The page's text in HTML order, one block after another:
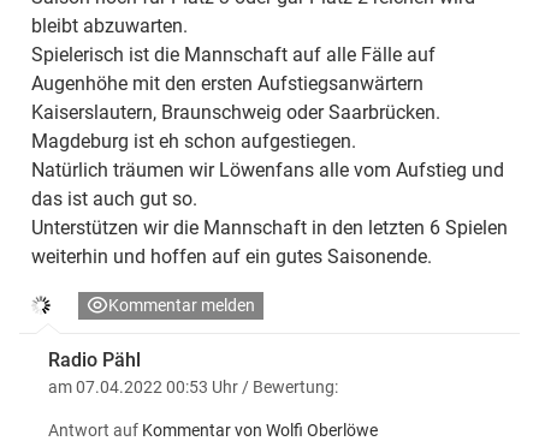
bleibt abzuwarten.
Spielerisch ist die Mannschaft auf alle Fälle auf
Augenhöhe mit den ersten Aufstiegsanwärtern
Kaiserslautern, Braunschweig oder Saarbrücken.
Magdeburg ist eh schon aufgestiegen.
Natürlich träumen wir Löwenfans alle vom Aufstieg und
das ist auch gut so.
Unterstützen wir die Mannschaft in den letzten 6 Spielen
weiterhin und hoffen auf ein gutes Saisonende.
Kommentar melden
Radio Pähl
am 07.04.2022 00:53 Uhr / Bewertung:
Antwort auf Kommentar von Wolfi Oberlöwe